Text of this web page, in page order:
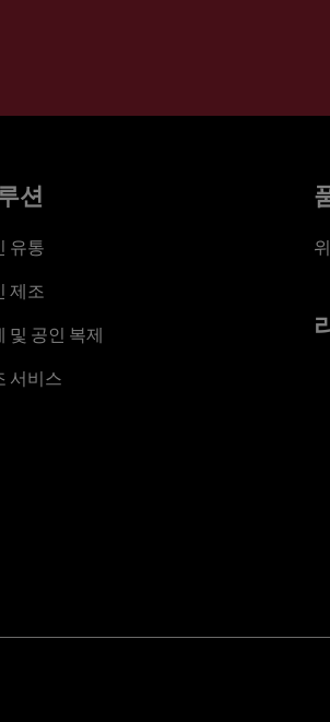
션
유통
제조
및 공인 복제
서비스